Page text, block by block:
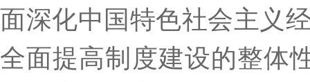
面深化中国特色社会主义
全面提高制度建设的整体